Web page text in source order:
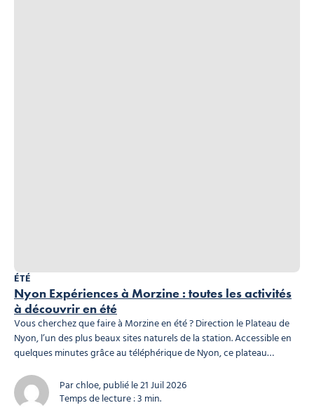
Nyon Expériences à Morzine : toutes les activités
à découvrir en été
ÉTÉ
Vous cherchez que faire à Morzine en été ? Direction le Plateau de
Nyon, l’un des plus beaux sites naturels de la station. Accessible en
quelques minutes grâce au téléphérique de Nyon, ce plateau
randonnées panoramiques, ferme pédagogique, jeux pour
enfants, ateliers nature et expériences insolites. Photo, ©
Par chloe, publié le 21 Juil 2026
Temps de lecture : 3 min.